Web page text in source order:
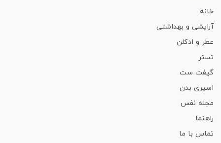
خانه
آرایشی و بهداشتی
عطر و ادکلن
تستر
گیفت ست
اسپری بدن
مجله نفس
راهنما
تماس با ما